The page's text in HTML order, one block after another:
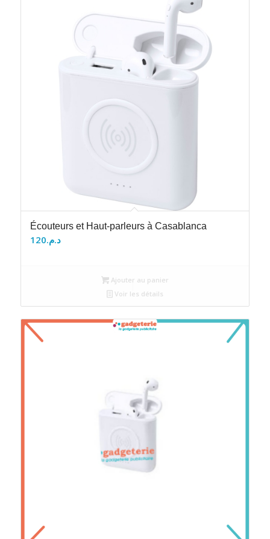
Écouteurs et Haut-parleurs à Casablanca
د.م.120
Ajouter au panier
Voir les détails